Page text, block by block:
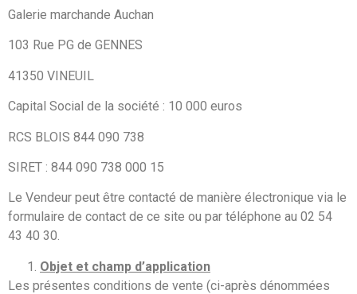
Galerie marchande Auchan
103 Rue PG de GENNES
41350 VINEUIL
Capital Social de la société : 10 000 euros
RCS BLOIS 844 090 738
SIRET : 844 090 738 000 15
Le Vendeur peut être contacté de manière électronique via le
formulaire de contact de ce site ou par téléphone au 02 54
43 40 30.
Objet et champ d’application
Les présentes conditions de vente (ci-après dénommées